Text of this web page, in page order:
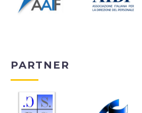
PARTNER